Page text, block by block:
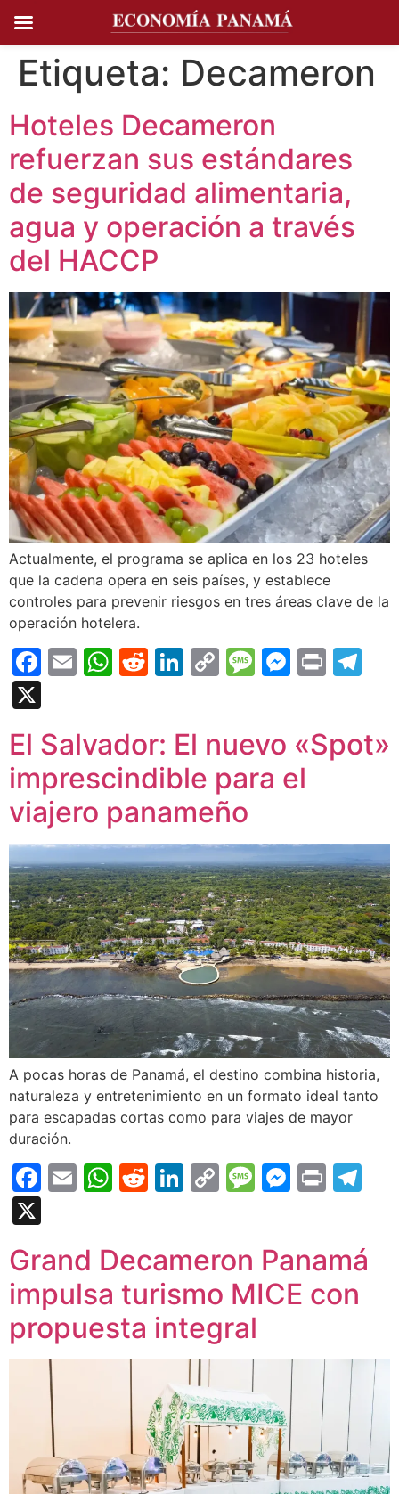
Ir al
contenido
Etiqueta: Decameron
Hoteles Decameron
refuerzan sus estándares
de seguridad alimentaria,
agua y operación a través
del HACCP
Actualmente, el programa se aplica en los 23 hoteles
que la cadena opera en seis países, y establece
controles para prevenir riesgos en tres áreas clave de la
operación hotelera.
Facebook
EmailWhatsApp
Reddit
LinkedIn
CopyMessage
Print
El Salvador: El nuevo «Spot»
imprescindible para el
viajero panameño
A pocas horas de Panamá, el destino combina historia,
naturaleza y entretenimiento en un formato ideal tanto
para escapadas cortas como para viajes de mayor
duración.
Facebook
EmailWhatsApp
Reddit
LinkedIn
CopyMessage
Print
Grand Decameron Panamá
impulsa turismo MICE con
propuesta integral